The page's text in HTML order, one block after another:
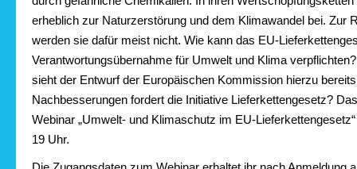
erheblich zur Naturzerstörung und dem Klimawandel bei. Zur
werden sie dafür meist nicht. Wie kann das EU-
Verantwortungsübernahme für Umwelt und Klima
sieht der Entwurf der Europäischen Kommission hierzu
Nachbesserungen fordert die Initiative Lieferkettengesetz?
Webinar „Umwelt- und Klimaschutz im EU-
19 Uhr.